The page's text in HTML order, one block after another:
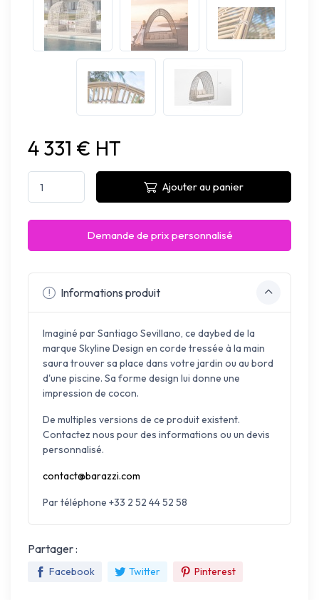
4 331 € HT
Ajouter au panier
Demande de prix personnalisé
Informations produit
Imaginé par Santiago Sevillano, ce daybed de la
marque Skyline Design en corde tressée à la main
saura trouver sa place dans votre jardin ou au bord
d'une piscine. Sa forme design lui donne une
impression de cocon.
De multiples versions de ce produit existent.
Contactez nous pour des informations ou un devis
personnalisé.
contact@barazzi.com
Par téléphone +33 2 52 44 52 58
Partager :
Facebook Twitter Pinterest